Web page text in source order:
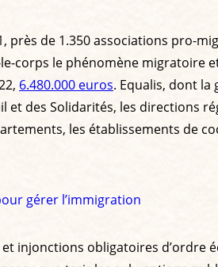
près de 1.350 associations pro-
corps le phénomène migratoire
6.480.000 euros. Equalis, dont
des Solidarités, les directions
les établissements de
gérer l’immigration
injonctions obligatoires